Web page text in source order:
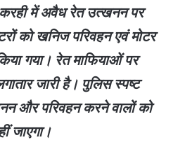
करही में अवैध रेत उत्खनन पर
को खनिज परिवहन एवं मोटर
गया। रेत माफियाओं पर
जारी है। पुलिस स्पष्ट
और परिवहन करने वालों को
जाएगा।